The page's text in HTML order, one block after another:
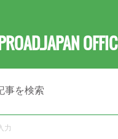
事を検索